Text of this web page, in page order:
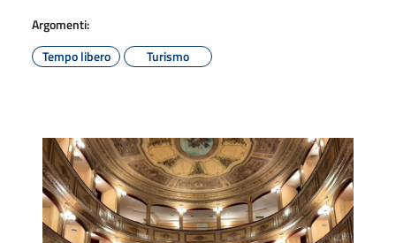
Argomenti:
Tempo libero
Turismo